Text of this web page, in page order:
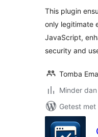
This plugin
only legitimate
JavaScript,
security and
Tomba
Minder
Getest